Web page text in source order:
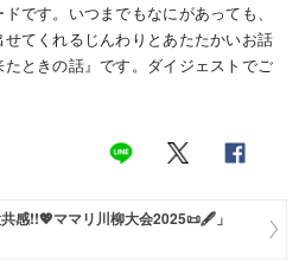
です。いつまでもなにがあっても、
てくれるじんわりとあたたかいお話
ときの話』です。ダイジェストでご
感!!💖ママリ川柳大会2025📜🖋️」